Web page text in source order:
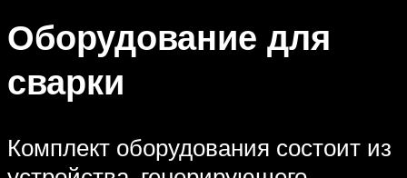
Оборудование для
сварки
Комплект оборудования состоит из